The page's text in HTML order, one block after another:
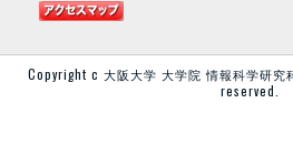
Copyright c 大阪大学 大学院 情報科学研究
reserved.